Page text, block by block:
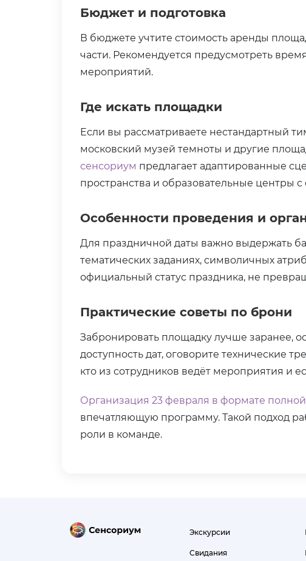
Бюджет и подготовка
В бюджете учтите стоимость аренды
части. Рекомендуется предусмотреть
мероприятий.
Где искать площадки
Если вы рассматриваете нестандартный
московский музей темноты и другие
сенсориум предлагает адаптированные
пространства и образовательные центры
Особенности проведения и
Для праздничной даты важно выдержать
тематических заданиях, символичных
официальный статус праздника, не
Практические советы по брони
Забронировать площадку лучше заранее,
доступность дат, оговорите технические
кто из сотрудников ведёт мероприятия и
Организация 23 февраля в формате
впечатляющую программу. Такой подход
роли в команде.
Экскурсии
Свидания